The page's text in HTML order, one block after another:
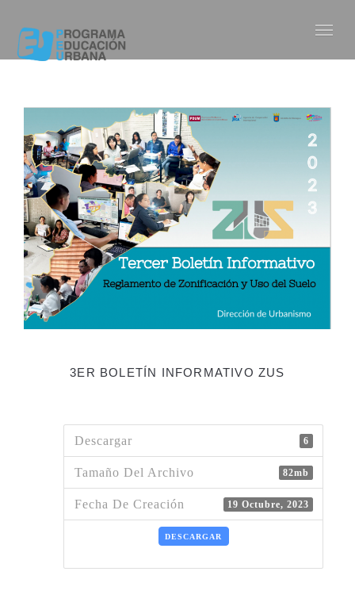
3ER BOLETÍN INFORMATIVO ZUS
Descargar 6
Tamaño Del Archivo 82mb
Fecha De Creación 19 Octubre, 2023
DESCARGAR